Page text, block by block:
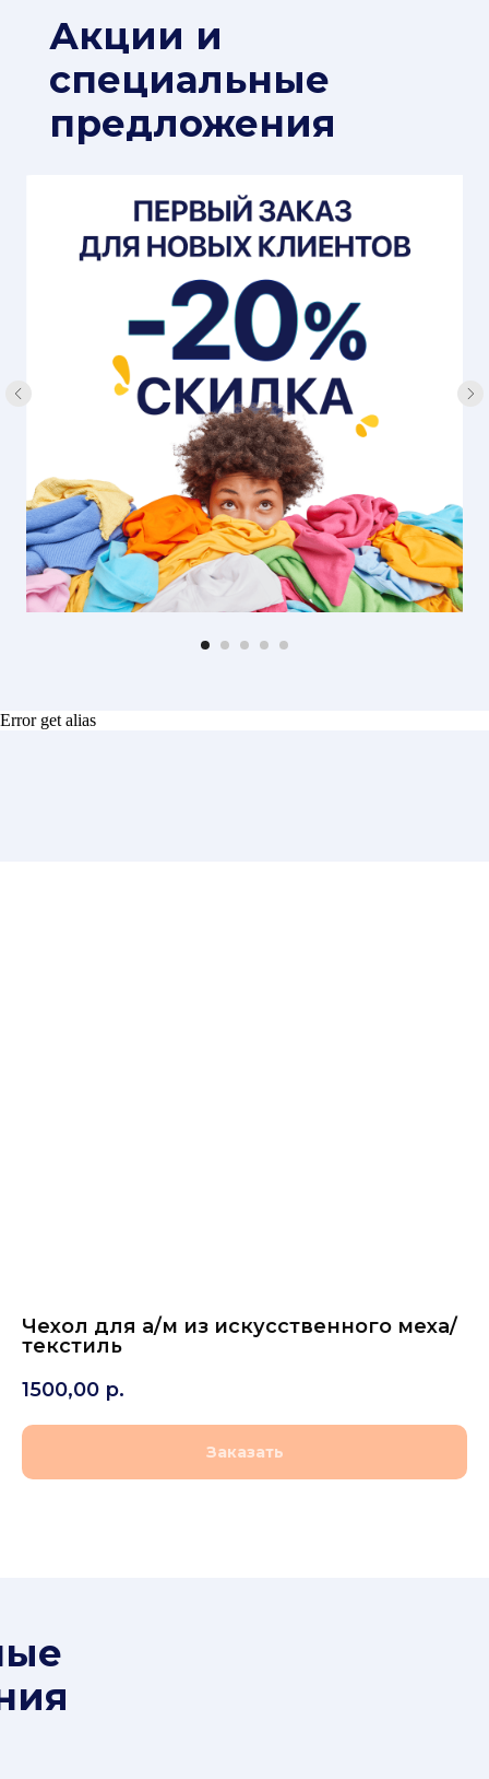
Акции и
специальные
предложения
Error get alias
Чехол для а/м из искусственного меха/
текстиль
1500,00 р.
Заказать